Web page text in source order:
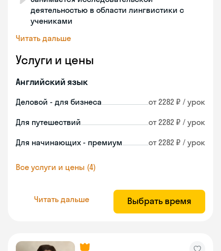
деятельностью в области лингвистики с
учениками
Читать дальше
Услуги и цены
Английский язык
Деловой - для бизнеса от 2282 ₽ / урок
Для путешествий от 2282 ₽ / урок
Для начинающих - премиум от 2282 ₽ / урок
Все услуги и цены (4)
Читать дальше Выбрать время